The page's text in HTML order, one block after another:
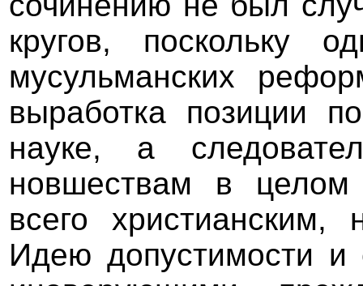
кругов, поскольку
мусульманских
выработка позиции
науке, а
новшествам в целом
всего христианским,
Идею допустимости и